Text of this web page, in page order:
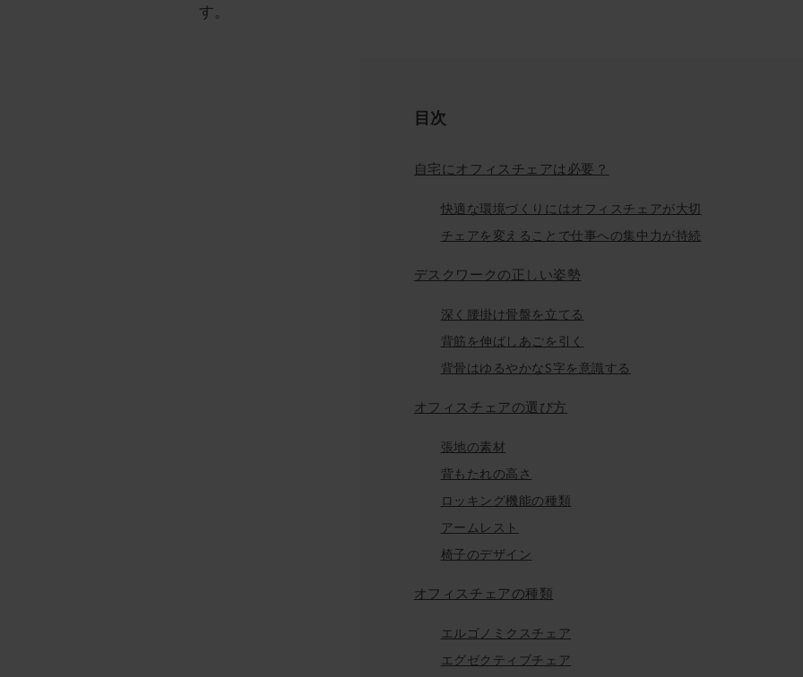
す。
目次
自宅にオフィスチェアは必要？
快適な環境づくりにはオフィスチェアが大切
チェアを変えることで仕事への集中力が持続
デスクワークの正しい姿勢
深く腰掛け骨盤を立てる
背筋を伸ばしあごを引く
背骨はゆるやかなS字を意識する
オフィスチェアの選び方
張地の素材
背もたれの高さ
ロッキング機能の種類
アームレスト
椅子のデザイン
オフィスチェアの種類
エルゴノミクスチェア
エグゼクティブチェア